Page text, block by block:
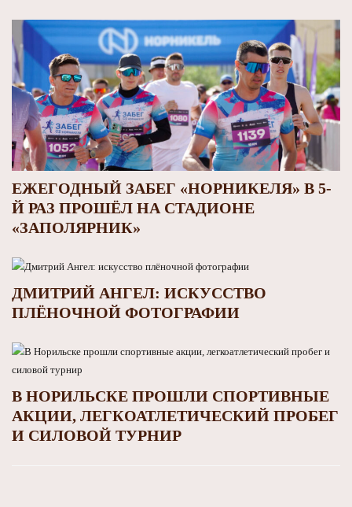
ЕЖЕГОДНЫЙ ЗАБЕГ «НОРНИКЕЛЯ» В 5-
Й РАЗ ПРОШЁЛ НА СТАДИОНЕ
«ЗАПОЛЯРНИК»
ДМИТРИЙ АНГЕЛ: ИСКУССТВО
ПЛЁНОЧНОЙ ФОТОГРАФИИ
В НОРИЛЬСКЕ ПРОШЛИ СПОРТИВНЫЕ
АКЦИИ, ЛЕГКОАТЛЕТИЧЕСКИЙ ПРОБЕГ
И СИЛОВОЙ ТУРНИР